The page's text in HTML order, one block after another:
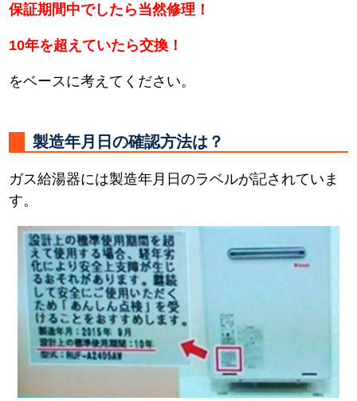
保証期間中でしたら当然修理！
10年を超えていたら交換！
をベースに考えてください。
製造年月日の確認方法は？
ガス給湯器には製造年月日のラベルが記されていま
す。